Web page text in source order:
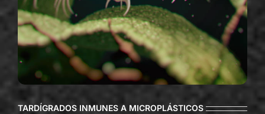
TARDÍGRADOS INMUNES A MICROPLÁSTICOS